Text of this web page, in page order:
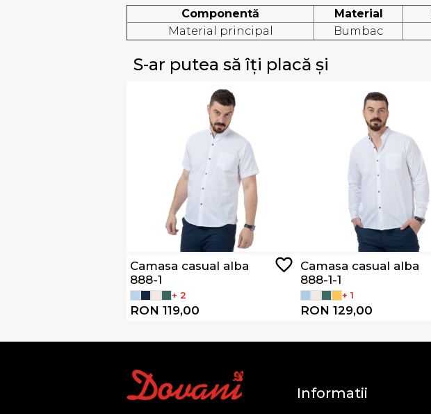
Componentă Material
Material principal
Bumbac
S-ar putea să îți placă și
Camasa casual alba
888-1
+ 2
RON 119,00
Camasa casual alba
888-1-1
+ 1
RON 129,00
Informatii